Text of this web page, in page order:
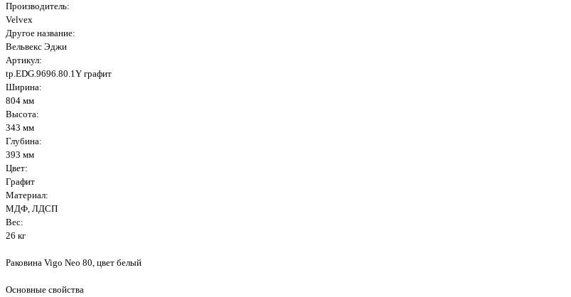
Производитель:
Velvex
Другое название:
Вельвекс Эджи
Артикул:
tp.EDG.9696.80.1Y графит
Ширина:
804 мм
Высота:
343 мм
Глубина:
393 мм
Цвет:
Графит
Материал:
МДФ, ЛДСП
Вес:
26 кг
Раковина Vigo Neo 80, цвет белый
Основные свойства